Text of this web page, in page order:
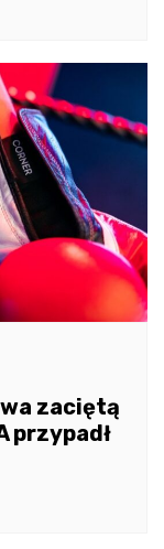
zaciętą
przypadł